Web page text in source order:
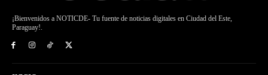
¡Bienvenidos a NOTICDE- Tu fuente de noticias digitales en Ciudad del Este,
Paraguay!.